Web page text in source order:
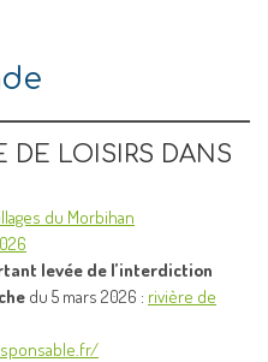
DE LOISIRS DANS
du Morbihan
levée de l’interdiction
du 5 mars 2026 : rivière de